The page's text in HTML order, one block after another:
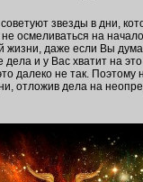
звезды в дни,
осмеливаться на
жизни, даже если Вы
и у Вас хватит на
далеко не так. Поэтому
отложив дела на